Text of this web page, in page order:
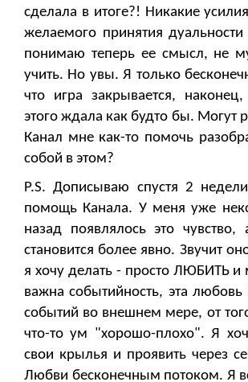
сделала в итоге?! Никакие
желаемого принятия
понимаю теперь ее смысл, не
учить. Но увы. Я только
что игра закрывается,
этого ждала как будто бы. Могут
Канал мне как-то помочь
собой в этом?
P.S. Дописываю спустя 2
помощь Канала. У меня уже
назад появлялось это чувство,
становится более явно. Звучит
я хочу делать - просто ЛЮБИТЬ и
важна событийность, эта любовь
событий во внешнем мере, от
что-то ум "хорошо-плохо". Я
свои крылья и проявить через
Любви бесконечным потоком. Я